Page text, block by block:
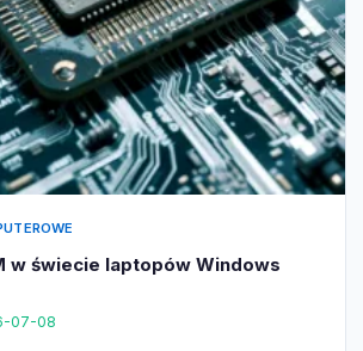
w świecie laptopów Windows
07-08